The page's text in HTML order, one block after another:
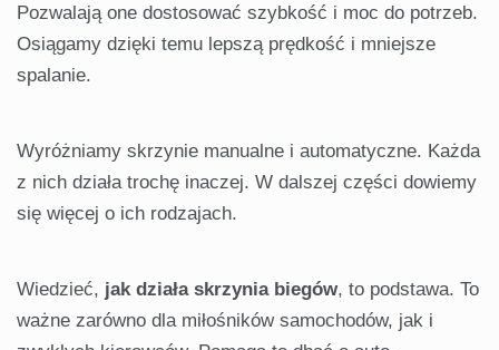
Pozwalają one dostosować szybkość i moc do potrzeb.
Osiągamy dzięki temu lepszą prędkość i mniejsze
spalanie.
Wyróżniamy skrzynie manualne i automatyczne. Każda
z nich działa trochę inaczej. W dalszej części dowiemy
się więcej o ich rodzajach.
Wiedzieć, jak działa skrzynia biegów, to podstawa. To
ważne zarówno dla miłośników samochodów, jak i